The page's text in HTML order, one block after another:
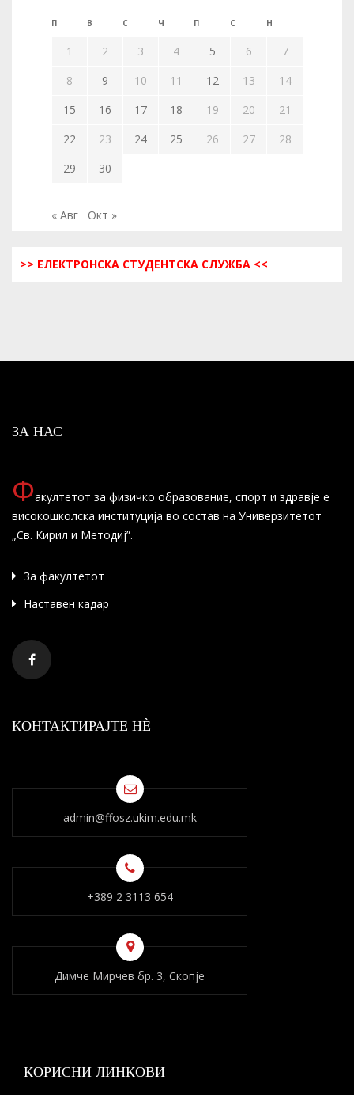
П В С Ч П С Н
1 2 3 4 5 6
7
8
9 10 11 12 13
14
15
16 17 18 19 20
21
22
23 24 25 26 27
28
29
30
« Авг Окт »
>> ЕЛЕКТРОНСКА СТУДЕНТСКА СЛУЖБА <<
ЗА НАС
Факултетот за физичко образование, спорт и здравје е
високошколска институција во состав на Универзитетот
„Св. Кирил и Методиј”.
За факултетот
Наставен кадар
КОНТАКТИРАЈТЕ НÈ
admin@ffosz.ukim.edu.mk
+389 2 3113 654
Димче Мирчев бр. 3, Скопје
КОРИСНИ ЛИНКОВИ